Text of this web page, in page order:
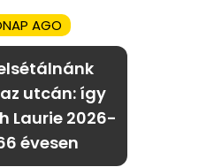
AGO
utcán: így
Laurie 2026-
évesen